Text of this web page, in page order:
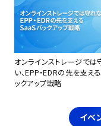
オンラインストレージでは
い、EPP・EDRの先を支え
ックアップ戦略
イベ